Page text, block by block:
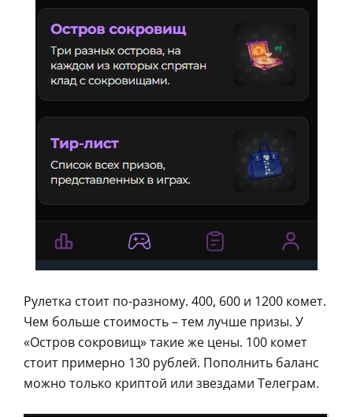
Рулетка стоит по-разному. 400, 600 и 1200 комет.
Чем больше стоимость – тем лучше призы. У
«Остров сокровищ» такие же цены. 100 комет
стоит примерно 130 рублей. Пополнить баланс
можно только криптой или звездами Телеграм.